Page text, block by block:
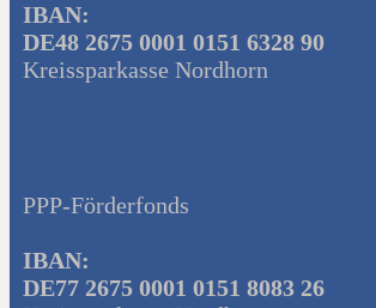
IBAN:
DE48 2675 0001 0151 6328 90
Kreissparkasse Nordhorn
PPP-Förderfonds
IBAN:
DE77 2675 0001 0151 8083 26